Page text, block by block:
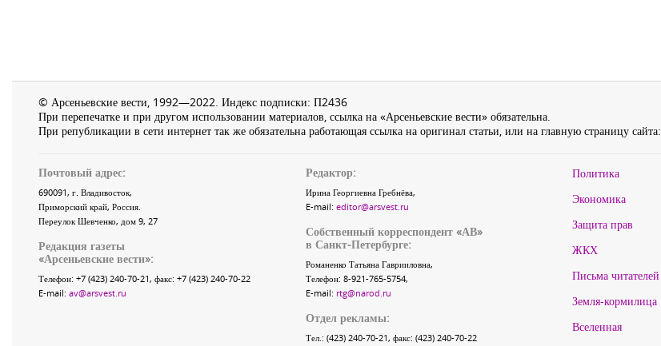
© Арсеньевские вести, 1992—2022. Индекс подписки: П2436
При перепечатке и при другом использовании материалов, ссылка на «Арсеньевские вести» обязательна.
При републикации в сети интернет так же обязательна работающая ссылка на оригинал статьи, или на главную страницу сайта:
Почтовый адрес:
690091, г. Владивосток,
Приморский край, Россия.
Переулок Шевченко, дом 9, 27
Редакция газеты
«Арсеньевские вести»:
Телефон: +7 (423) 240-70-21, факс: +7 (423) 240-70-22
E-mail: av@arsvest.ru
Редактор:
Ирина Георгиевна Гребнёва,
E-mail: editor@arsvest.ru
Собственный корреспондент «АВ»
в Санкт-Петербурге:
Романенко Татьяна Гаврииловна,
Телефон: 8-921-765-5754,
E-mail: rtg@narod.ru
Отдел рекламы:
Тел.: (423) 240-70-21, факс: (423) 240-70-22
Политика
Экономика
Защита прав
ЖКХ
Письма читателей
Земля-кормилица
Вселенная